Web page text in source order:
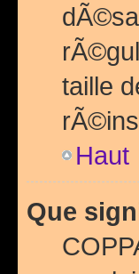
taille
Haut
Que